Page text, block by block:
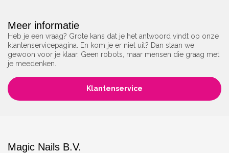
Meer informatie
Heb je een vraag? Grote kans dat je het antwoord vindt op onze
klantenservicepagina. En kom je er niet uit? Dan staan we
gewoon voor je klaar. Geen robots, maar mensen die graag met
je meedenken.
Klantenservice
Magic Nails B.V.